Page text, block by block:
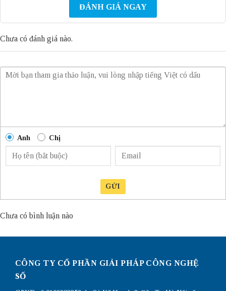
ĐÁNH GIÁ NGAY
Chưa có đánh giá nào.
Anh Chị
GỬI
Chưa có bình luận nào
CÔNG TY CỔ PHẦN GIẢI PHÁP CÔNG NGHỆ
SỐ